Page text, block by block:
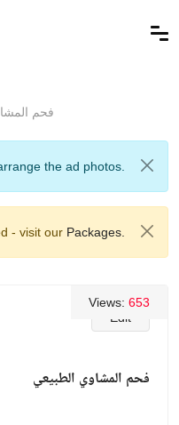
فحم
the ad photos.
- visit our Packages.
Edit
Views: 653
فحم المشاوي الطبيعي